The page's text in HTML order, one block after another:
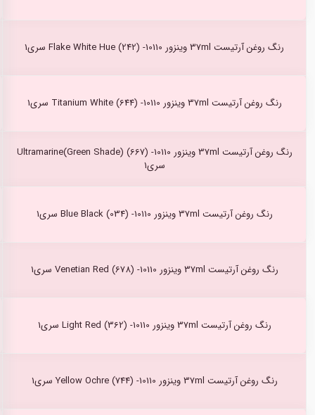
رنگ روغن آرتیست 37ml وینزور Flake White Hue (242) -10110 سری1
رنگ روغن آرتیست 37ml وینزور Titanium White (644) -10110 سری1
رنگ روغن آرتیست 37ml وینزور Ultramarine(Green Shade) (667) -10110
سری1
رنگ روغن آرتیست 37ml وینزور Blue Black (034) -10110 سری1
رنگ روغن آرتیست 37ml وینزور Venetian Red (678) -10110 سری1
رنگ روغن آرتیست 37ml وینزور Light Red (362) -10110 سری1
رنگ روغن آرتیست 37ml وینزور Yellow Ochre (744) -10110 سری1